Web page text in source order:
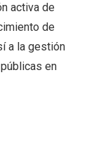
activa de
de
a la gestión
en